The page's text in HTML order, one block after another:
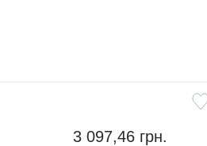
3 097,46 грн.